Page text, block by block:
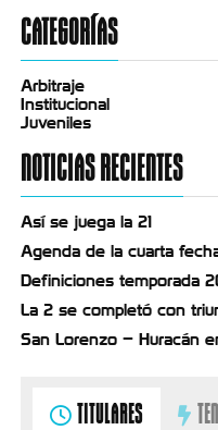
CATEGORÍAS
Arbitraje
Institucional
Juveniles
NOTICIAS RECIENTES
Así se juega la 21
Agenda de la cuarta
Definiciones temporada
La 2 se completó con
San Lorenzo – Huracán
TITULARES